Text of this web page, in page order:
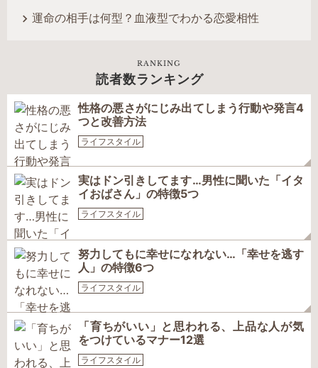
運命の相手は何型？血液型でわかる恋愛相性
RANKING
読者数ランキング
性格の悪さがにじみ出てしまう行動や発言4
つと改善方法
ライフスタイル
実はドン引きしてます…男性に聞いた「イタ
イおばさん」の特徴5つ
ライフスタイル
努力してもに幸せになれない…「幸せを逃す
人」の特徴6つ
ライフスタイル
「育ちがいい」と思われる、上品な人が気
をつけているマナー12選
ライフスタイル